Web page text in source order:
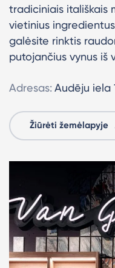
tradiciniais itališkais
vietinius
galėsite rinktis
putojančius vynus iš
Adresas: Audēju iela
Žiūrėti žemėlapyje